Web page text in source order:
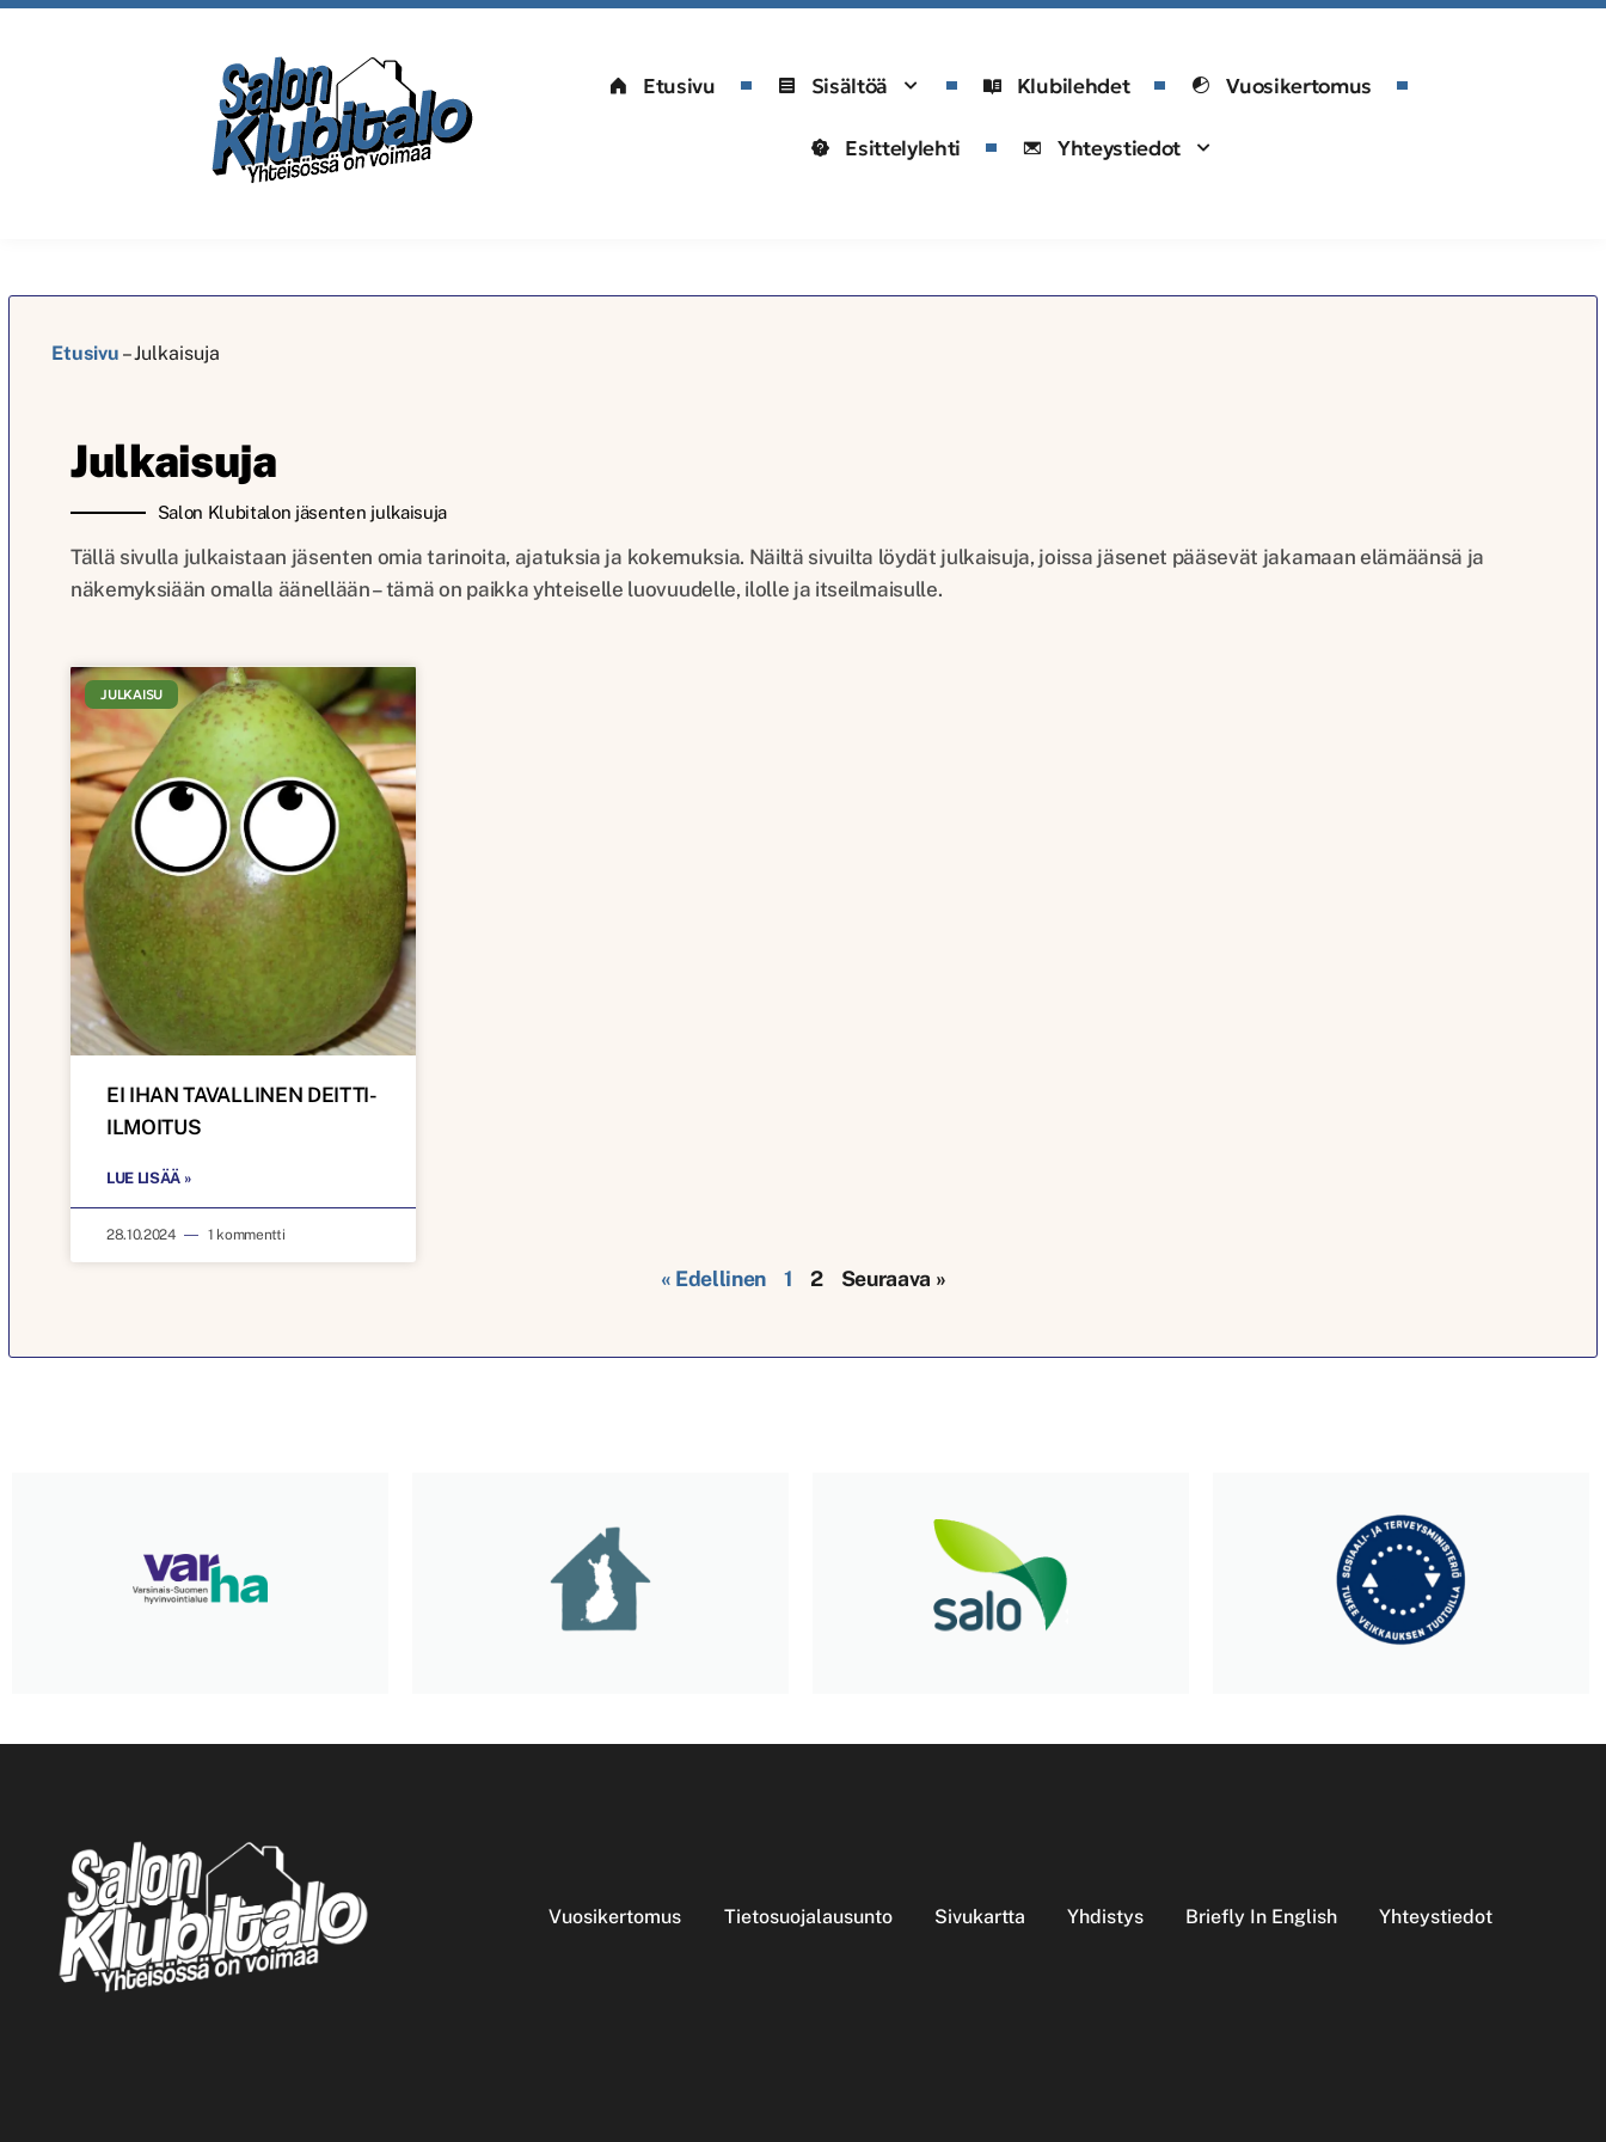
Etusivu Sisältöä Klubilehdet Vuosikertomus
Esittelylehti Yhteystiedot
Etusivu –Julkaisuja
Julkaisuja
Salon Klubitalon jäsenten julkaisuja
Tällä sivulla julkaistaan jäsenten omia tarinoita, ajatuksia ja kokemuksia. Näiltä sivuilta löydät julkaisuja, joissa jäsenet pääsevät jakamaan elämäänsä ja
näkemyksiään omalla äänellään – tämä on paikka yhteiselle luovuudelle, ilolle ja itseilmaisulle.
JULKAISU
EI IHAN TAVALLINEN DEITTI-
ILMOITUS
LUE LISÄÄ »
28.10.2024 1 kommentti
« Edellinen 1 2 Seuraava »
Vuosikertomus Tietosuojalausunto Sivukartta Yhdistys Briefly In English Yhteystiedot